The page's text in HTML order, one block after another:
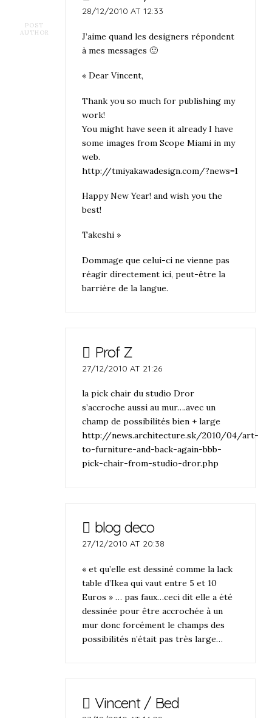
POST
AUTHOR
28/12/2010 AT 12:33
J’aime quand les designers répondent
à mes messages 🙂
« Dear Vincent,
Thank you so much for publishing my
work!
You might have seen it already I have
some images from Scope Miami in my
web.
http://tmiyakawadesign.com/?news=1
Happy New Year! and wish you the
best!
Takeshi »
Dommage que celui-ci ne vienne pas
réagir directement ici, peut-être la
barrière de la langue.
Prof Z
27/12/2010 AT 21:26
la pick chair du studio Dror
s’accroche aussi au mur….avec un
champ de possibilités bien + large
http://news.architecture.sk/2010/04/art-
to-furniture-and-back-again-bbb-
pick-chair-from-studio-dror.php
blog deco
27/12/2010 AT 20:38
« et qu’elle est dessiné comme la lack
table d’Ikea qui vaut entre 5 et 10
Euros » … pas faux…ceci dit elle a été
dessinée pour être accrochée à un
mur donc forcément le champs des
possibilités n’était pas très large…
Vincent / Bed